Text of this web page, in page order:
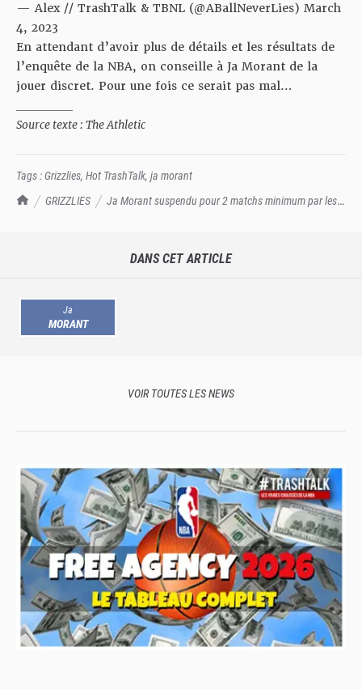
TrashTalk Actu NBA
GRIZZLIES
Ja Morant suspendu pour 2 matchs minimum par les
— Alex // TrashTalk & TBNL (@ABallNeverLies) March
4, 2023
En attendant d’avoir plus de détails et les résultats de
l’enquête de la NBA, on conseille à Ja Morant de la
jouer discret. Pour une fois ce serait pas mal…
Source texte : The Athletic
Tags :Grizzlies, Hot TrashTalk, ja morant
DANS CET ARTICLE
Ja
MORANT
VOIR TOUTES LES NEWS